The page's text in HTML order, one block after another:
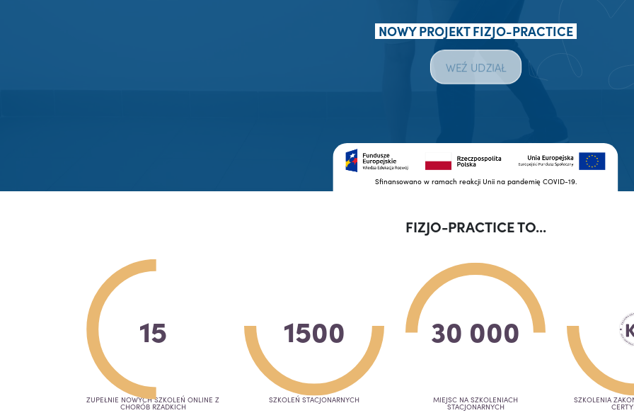
Sfinansowano w ramach reakcji Unii na pandemię COVID-19.
NOWY PROJEKT FIZJO-PRACTICE
WEŹ UDZIAŁ
FIZJO-PRACTICE TO...
15
ZUPEŁNIE NOWYCH SZKOLEŃ ONLINE Z
CHORÓB RZADKICH
1500
SZKOLEŃ STACJONARNYCH
30 000
MIEJSC NA SZKOLENIACH
STACJONARNYCH
SZKOLENIA